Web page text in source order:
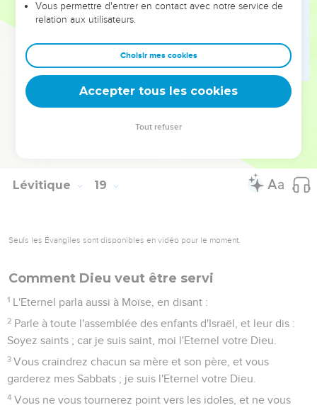
La terre ne vous vomirait-elle point, si vous la souilliez,
comme elle aura vomi les gens qui y ont été avant vous ?
Car quiconque fera aucune de toutes ces abominations,
les personnes qui les auront faites seront retranchées du
milieu de leur peuple.
Vous garderez donc ce que j'ai ordonné de garder, et vous
ne pratiquerez aucune de ces coutumes abominables qui
Lévitique 19
Seuls les Évangiles sont disponibles en vidéo pour le moment.
Comment Dieu veut être servi
1 L'Eternel parla aussi à Moïse, en disant :
2 Parle à toute l'assemblée des enfants d'Israël, et leur dis :
Soyez saints ; car je suis saint, moi l'Eternel votre Dieu.
3 Vous craindrez chacun sa mère et son père, et vous
garderez mes Sabbats ; je suis l'Eternel votre Dieu.
4 Vous ne vous tournerez point vers les idoles, et ne vous
Vous permettre d'entrer en contact avec notre service de
relation aux utilisateurs.
Choisir mes cookies
Accepter tous les cookies
Tout refuser